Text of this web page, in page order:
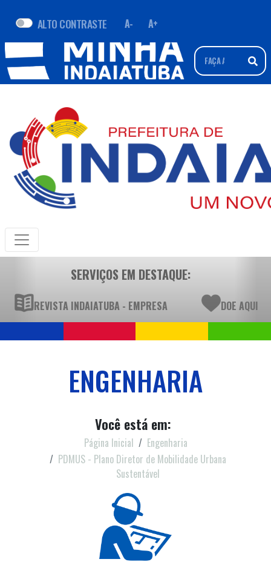
ALTO CONTRASTE A- A+
SERVIÇOS EM DESTAQUE:
REVISTA INDAIATUBA - EMPRESA DOE AQUI
ENGENHARIA
Você está em:
Página Inicial
Engenharia
PDMUS - Plano Diretor de Mobilidade Urbana
Sustentável